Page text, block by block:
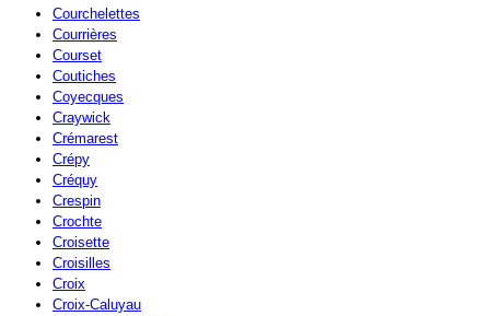
Courchelettes
Courrières
Courset
Coutiches
Coyecques
Craywick
Crémarest
Crépy
Créquy
Crespin
Crochte
Croisette
Croisilles
Croix
Croix-Caluyau